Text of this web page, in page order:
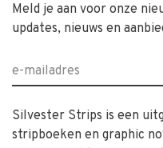
Meld je aan voor onze
updates, nieuws en
Silvester Strips is een
stripboeken en graphic